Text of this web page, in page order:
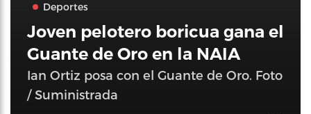
Deportes
Joven pelotero boricua gana el
Guante de Oro en la NAIA
Ian Ortiz posa con el Guante de Oro. Foto
/ Suministrada